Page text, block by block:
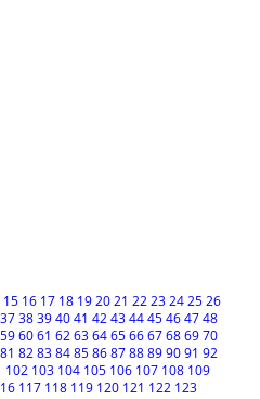
15 16 17 18 192021 2223242526
37 38 39 40 41 42 43 44 45 46 47 48
59 60 61 62 63 64 65 66 67 68 69 70
81 82 83 84 85 86 87 88 89 90 91 92
102 103 104 105 106 107 108 109
117 118 119 120 121 122 123